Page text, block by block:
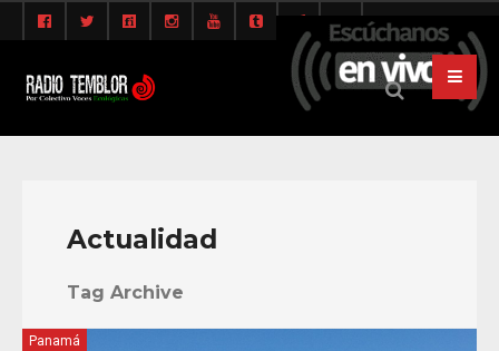
Actualidad
Tag Archive
Panamá